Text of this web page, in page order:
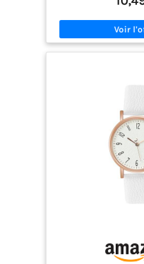
immédiate sans sortir le
offrant un contrôle total
C'est l'assistant idéal
avec discrétion et
la musique de votre
offert pour varier les
avec plus de 300
chaque occasion
téléchargez vos
unique. Cette
divertissement et
choix idéal offrant un
reflétant leur style tout en
leur contenu multimédia.
GPS de votre
et cartographiez vos
plupart des poignets.
ou de la porter sous la
Précis] Dotée d'un
la rendant facile à
[Confortable à Porter] Le
souple de cette montre
la peau, s'adaptant
Il ne colle pas à la
confort optimal pour
travail au sport en
[Design élégant] Cette
dotée d'un bracelet fin, ne
qui la rend légère et
Que ce soit pour vos
disponible en rouge,
bleu. C'est le choix idéal